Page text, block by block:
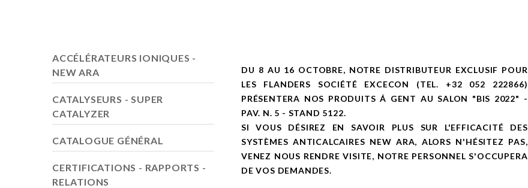
DU 8 AU 16 OCTOBRE, NOTRE DISTRIBUTEUR EXCLUSIF POUR
LES FLANDERS SOCIÉTÉ EXCECON (TEL. +32 052 222866)
PRÉSENTERA NOS PRODUITS Á GENT AU SALON "BIS 2022" -
PAV. N. 5 - STAND 5122.
SI VOUS DÉSIREZ EN SAVOIR PLUS SUR L'EFFICACITÉ DES
SYSTÈMES ANTICALCAIRES NEW ARA, ALORS N'HÉSITEZ PAS,
VENEZ NOUS RENDRE VISITE, NOTRE PERSONNEL S'OCCUPERA
DE VOS DEMANDES.
ACCÉLÉRATEURS IONIQUES -
NEW ARA
CATALYSEURS - SUPER
CATALYZER
CATALOGUE GÉNÉRAL
CERTIFICATIONS - RAPPORTS -
RELATIONS